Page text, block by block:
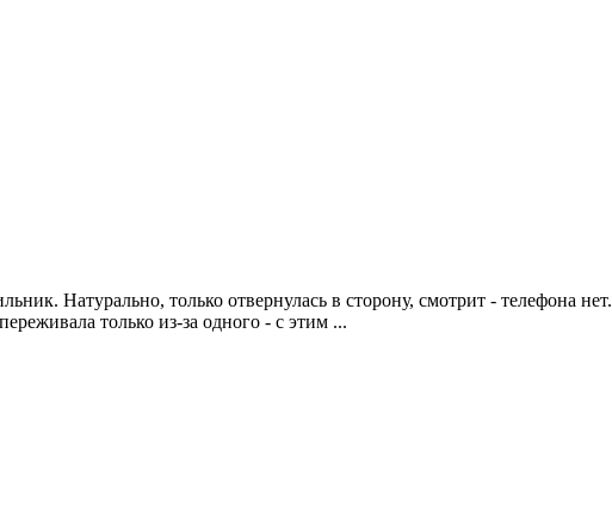
Натурально, только отвернулась в сторону, смотрит - телефона нет.
только из-за одного - с этим ...